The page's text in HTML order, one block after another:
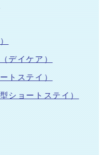
デイケア）
トステイ）
ショートステイ）